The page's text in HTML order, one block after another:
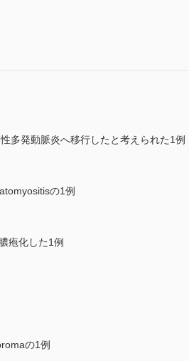
多発動脈炎へ移行したと考えられた1例
の1例
疱化した1例
の1例